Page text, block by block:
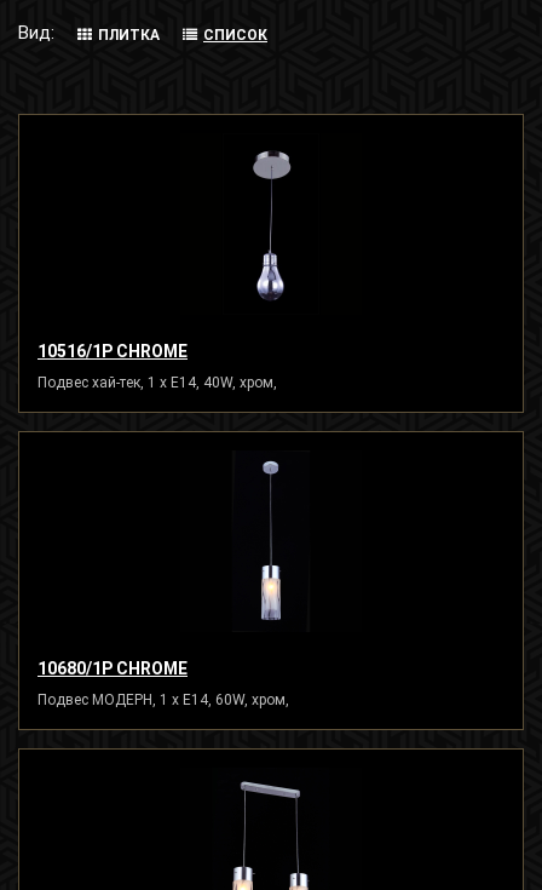
Вид: ПЛИТКА СПИСОК
10516/1P CHROME
Подвес хай-тек, 1 x E14, 40W, хром,
10680/1P CHROME
Подвес МОДЕРН, 1 x E14, 60W, хром,